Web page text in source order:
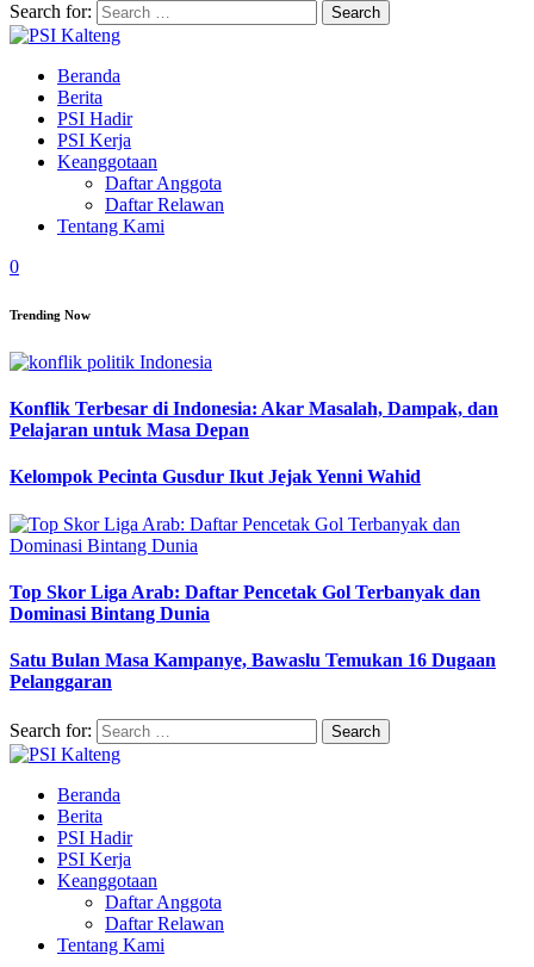
Search for:
Beranda
Berita
PSI Hadir
PSI Kerja
Keanggotaan
Daftar Anggota
Daftar Relawan
Tentang Kami
0
Trending Now
Konflik Terbesar di Indonesia: Akar Masalah, Dampak, dan
Pelajaran untuk Masa Depan
Kelompok Pecinta Gusdur Ikut Jejak Yenni Wahid
Top Skor Liga Arab: Daftar Pencetak Gol Terbanyak dan
Dominasi Bintang Dunia
Satu Bulan Masa Kampanye, Bawaslu Temukan 16 Dugaan
Pelanggaran
Search for:
Beranda
Berita
PSI Hadir
PSI Kerja
Keanggotaan
Daftar Anggota
Daftar Relawan
Tentang Kami